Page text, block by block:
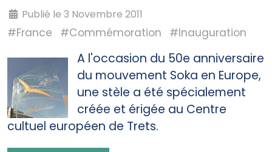
Publié le 3 Novembre 2011
#France #Commémoration #Inauguration
A l'occasion du 50e anniversaire
du mouvement Soka en Europe,
une stèle a été spécialement
créée et érigée au Centre
cultuel européen de Trets.